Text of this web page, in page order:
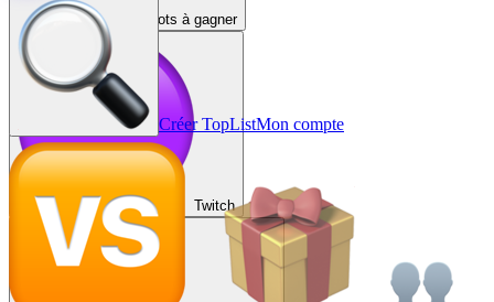
Lots à gagner
Twitch
Créer TopListMon compte